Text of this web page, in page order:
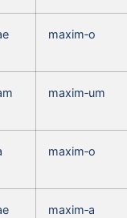
maxim‑o
maxim‑um
maxim‑o
maxim‑a